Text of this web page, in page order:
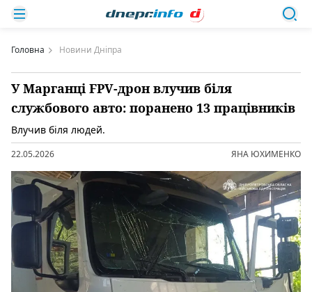
Головна Новини Дніпра
У Марганці FPV-дрон влучив біля
службового авто: поранено 13 працівників
Влучив біля людей.
22.05.2026 ЯНА ЮХИМЕНКО